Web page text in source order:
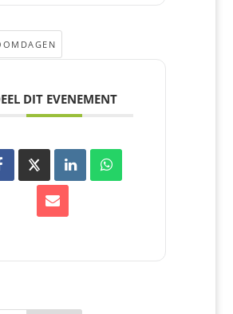
DIT EVENEMENT